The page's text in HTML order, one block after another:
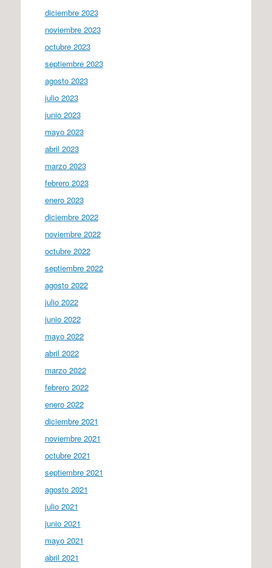
diciembre 2023
noviembre 2023
octubre 2023
septiembre 2023
agosto 2023
julio 2023
junio 2023
mayo 2023
abril 2023
marzo 2023
febrero 2023
enero 2023
diciembre 2022
noviembre 2022
octubre 2022
septiembre 2022
agosto 2022
julio 2022
junio 2022
mayo 2022
abril 2022
marzo 2022
febrero 2022
enero 2022
diciembre 2021
noviembre 2021
octubre 2021
septiembre 2021
agosto 2021
julio 2021
junio 2021
mayo 2021
abril 2021